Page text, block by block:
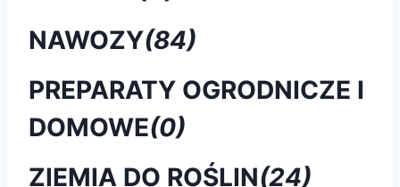
NAWOZY(84)
PREPARATY OGRODNICZE I
DOMOWE(0)
ZIEMIA DO ROŚLIN(24)